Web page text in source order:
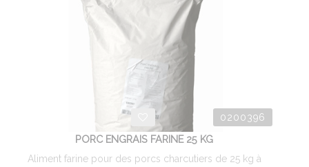
0200396
PORC ENGRAIS FARINE 25 KG
Aliment farine pour des porcs charcutiers de 25 kg à